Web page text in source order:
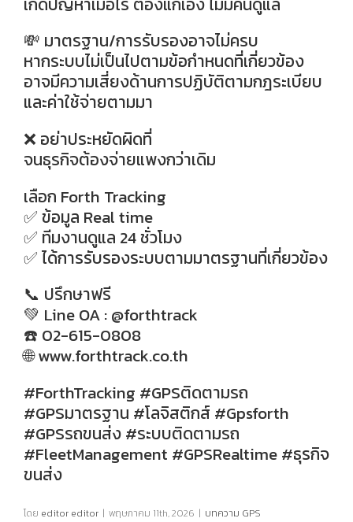
💸 มาตรฐาน/การรับรองอาจไม่ครบ
หากระบบไม่เป็นไปตามข้อกำหนดที่เกี่ยวข้อง
อาจมีความเสี่ยงด้านการปฏิบัติตามกฎระเบียบ
และค่าใช้จ่ายตามมา
❌ อย่าประหยัดผิดที่
จนธุรกิจต้องจ่ายแพงกว่าเดิม
เลือก Forth Tracking
✅ ข้อมูล Real time
✅ ทีมงานดูแล 24 ชั่วโมง
✅ ได้การรับรองระบบตามมาตรฐานที่เกี่ยวข้อง
📞 ปรึกษาฟรี
💚 Line OA : @forthtrack
☎️ 02-615-0808
🌐www.forthtrack.co.th
#ForthTracking #GPSติดตามรถ
#GPSมาตรฐาน #โลจิสติกส์ #Gpsforth
#GPSรถขนส่ง #ระบบติดตามรถ
#FleetManagement #GPSRealtime #ธุรกิจ
ขนส่ง
โดย editor editor | พฤษภาคม 11th, 2026 | บทความ GPS